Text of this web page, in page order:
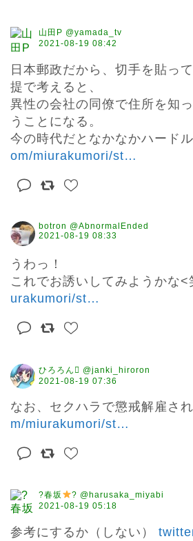
山田P @yamada_tv
2021-08-19 08:42
日本郵政だから、切手を貼っ
提で考えると、
異性の会社の同僚で住所を知
うことになる。
今の時代だとなかなかハード
om/miurakumori/st…
botron @AbnormalEnded
2021-08-19 08:33
うわっ！
これでお誘いしてみようかな<
urakumori/st…
ひろろん @janki_hiroron
2021-08-19 07:36
なお、セクハラで懲戒解雇さ
m/miurakumori/st…
?春坂
? @harusaka_miyabi
2021-08-19 05:18
参考にするか（しない）